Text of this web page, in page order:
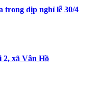
trong dịp nghỉ lễ 30/4
2, xã Vân Hồ